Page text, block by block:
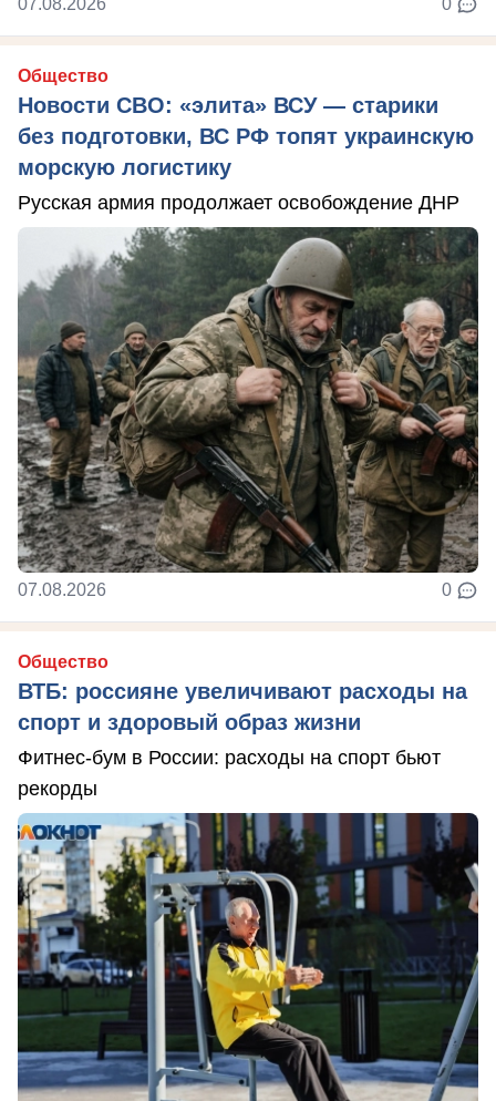
07.08.2026 0
Общество
Новости СВО: «элита» ВСУ — старики
без подготовки, ВС РФ топят украинскую
морскую логистику
Русская армия продолжает освобождение ДНР
07.08.2026 0
Общество
ВТБ: россияне увеличивают расходы на
спорт и здоровый образ жизни
Фитнес-бум в России: расходы на спорт бьют
рекорды